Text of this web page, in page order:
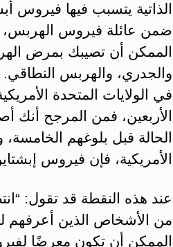
الذاتية يتسبب فيها فيروس
ضمن عائلة فيروس
الممكن أن تصيبك بمرض
في الولايات المتحدة
الأربعين، فمن المرجح
الحالة قبل بلوغهم
الأمريكية، فإن فيروس
من الأشخاص الذين أعرفهم
الممكن أن تكون معرضًا